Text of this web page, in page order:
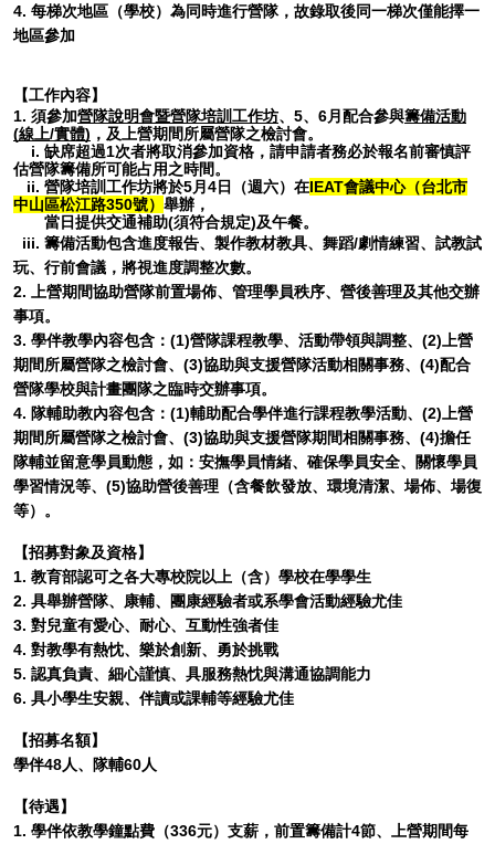
4. 每梯次地區（學校）為同時進行營隊，故錄取後同一梯次僅能擇一
地區參加
【工作內容】
1. 須參加營隊說明會暨營隊培訓工作坊、5、6月配合參與籌備活動
(線上/實體) ，及上營期間所屬營隊之檢討會。
i. 缺席超過1次者將取消參加資格，請申請者務必於報名前審慎評
估營隊籌備所可能占用之時間。
ii. 營隊培訓工作坊將於5月4日（週六）在IEAT會議中心（台北市
中山區松江路350號） 舉辦，
當日提供交通補助(須符合規定)及午餐。
iii. 籌備活動包含進度報告、製作教材教具、舞蹈/劇情練習、試教試
玩、行前會議，將視進度調整次數。
2. 上營期間協助營隊前置場佈、管理學員秩序、營後善理及其他交辦
事項。
3. 學伴教學內容包含：(1)營隊課程教學、活動帶領與調整、(2)上營
期間所屬營隊之檢討會、(3)協助與支援營隊活動相關事務、(4)配合
營隊學校與計畫團隊之臨時交辦事項。
4. 隊輔助教內容包含：(1)輔助配合學伴進行課程教學活動、(2)上營
期間所屬營隊之檢討會、(3)協助與支援營隊期間相關事務、(4)擔任
隊輔並留意學員動態，如：安撫學員情緒、確保學員安全、關懷學員
學習情況等、(5)協助營後善理（含餐飲發放、環境清潔、場佈、場復
等）。
【招募對象及資格】
1. 教育部認可之各大專校院以上（含）學校在學學生
2. 具舉辦營隊、康輔、團康經驗者或系學會活動經驗尤佳
3. 對兒童有愛心、耐心、互動性強者佳
4. 對教學有熱忱、樂於創新、勇於挑戰
5. 認真負責、細心謹慎、具服務熱忱與溝通協調能力
6. 具小學生安親、伴讀或課輔等經驗尤佳
【招募名額】
學伴48人、隊輔60人
【待遇】
1. 學伴依教學鐘點費（336元）支薪，前置籌備計4節、上營期間每